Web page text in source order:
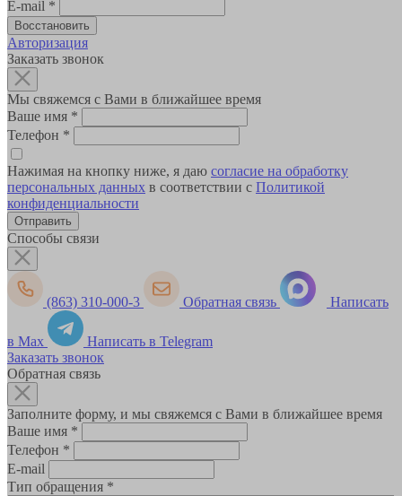
E-mail *
Авторизация
Заказать звонок
Мы свяжемся с Вами в ближайшее время
Ваше имя *
Телефон *
Нажимая на кнопку ниже, я даю согласие на обработку
персональных данных в соответствии с Политикой
конфиденциальности
Способы связи
(863) 310-000-3 Обратная связь Написать
в Max
Написать в Telegram
Заказать звонок
Обратная связь
Заполните форму, и мы свяжемся с Вами в ближайшее время
Ваше имя *
Телефон *
E-mail
Тип обращения *